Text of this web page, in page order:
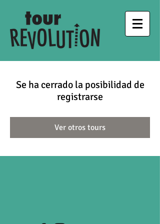
Se ha cerrado la posibilidad de
registrarse
Ver otros tours